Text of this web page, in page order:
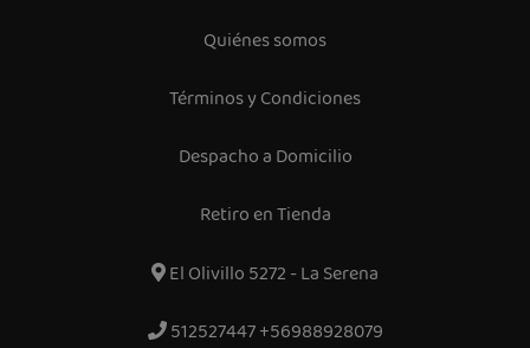
Quiénes somos
Términos y Condiciones
Despacho a Domicilio
Retiro en Tienda
El Olivillo 5272 - La Serena
512527447 +56988928079